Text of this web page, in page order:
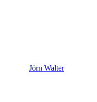
Jörn Walter